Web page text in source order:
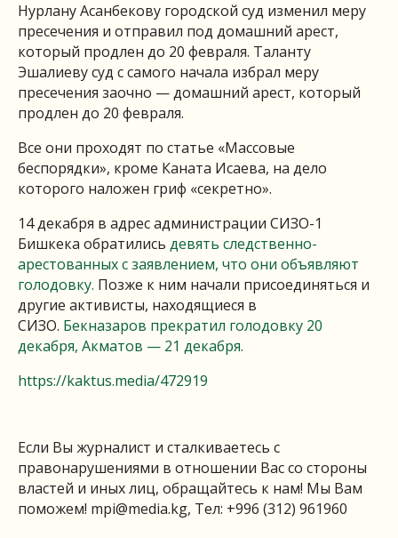
Нурлану Асанбекову городской суд изменил меру
пресечения и отправил под домашний арест,
который продлен до 20 февраля. Таланту
Эшалиеву суд с самого начала избрал меру
пресечения заочно — домашний арест, который
продлен до 20 февраля.
Все они проходят по статье «Массовые
беспорядки», кроме Каната Исаева, на дело
которого наложен гриф «секретно».
14 декабря в адрес администрации СИЗО-1
Бишкека обратились девять следственно-
арестованных с заявлением, что они объявляют
голодовку. Позже к ним начали присоединяться и
другие активисты, находящиеся в
СИЗО. Бекназаров прекратил голодовку 20
декабря, Акматов — 21 декабря.
https://kaktus.media/472919
Если Вы журналист и сталкиваетесь с
правонарушениями в отношении Вас со стороны
властей и иных лиц, обращайтесь к нам! Мы Вам
поможем! mpi@media.kg, Тел: +996 (312) 961960